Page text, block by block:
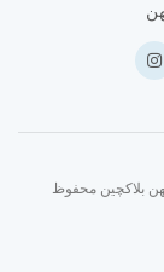
بلاکچین محفوظ